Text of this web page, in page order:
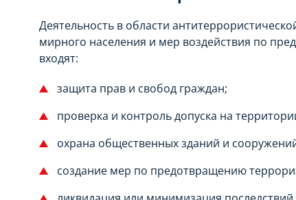
Деятельность в области
мирного населения и мер воздействия по
входят:
защита прав и свобод граждан;
проверка и контроль допуска на
охрана общественных зданий и
создание мер по предотвращению